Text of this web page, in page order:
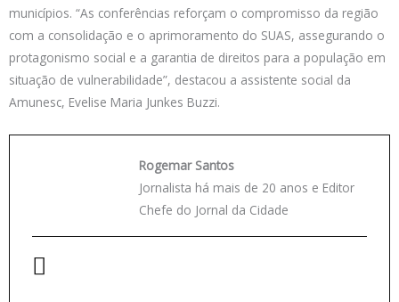
municípios. “As conferências reforçam o compromisso da região
com a consolidação e o aprimoramento do SUAS, assegurando o
protagonismo social e a garantia de direitos para a população em
situação de vulnerabilidade”, destacou a assistente social da
Amunesc, Evelise Maria Junkes Buzzi.
Rogemar Santos
Jornalista há mais de 20 anos e Editor
Chefe do Jornal da Cidade